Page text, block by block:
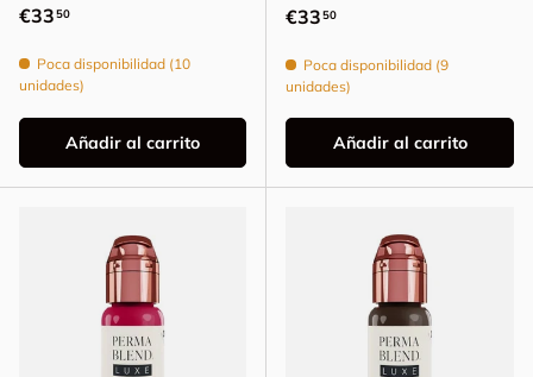
Precio normal
€3350
Poca disponibilidad (10
unidades)
Añadir al carrito
Precio normal
€3350
Poca disponibilidad (9
unidades)
Añadir al carrito